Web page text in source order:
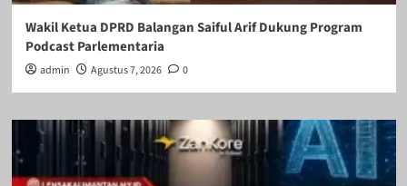
Wakil Ketua DPRD Balangan Saiful Arif Dukung Program
Podcast Parlementaria
admin Agustus 7, 2026 0